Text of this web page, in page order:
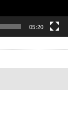
05:20